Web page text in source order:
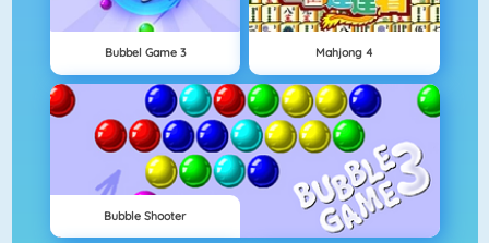
Bubbel Game 3 Mahjong 4
Bubble Shooter